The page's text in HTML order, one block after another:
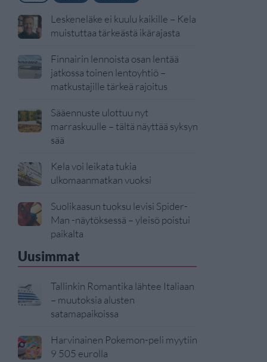
Leskeneläke ei kuulu kaikille – Kela
muistuttaa tärkeästä ikärajasta
Finnairin lennoista osan lentää
jatkossa toinen lentoyhtiö –
matkustajille tärkeä rajoitus
Sääennuste ulottuu nyt
marraskuulle – tältä näyttää syksyn
sää
Kela voi leikata tukia
ulkomaanmatkan vuoksi
Suolikaasun tuoksu levisi Spider-
Man -näytöksessä – yleisö poistui
paikalta
Uusimmat
Tallinkin Romantika lähtee Italiaan
– muutoksia alusten
satamapaikoissa
Harvinainen Pokemon-peli myytiin
9 505 eurolla